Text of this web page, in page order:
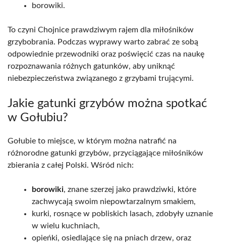
borowiki.
To czyni Chojnice prawdziwym rajem dla miłośników
grzybobrania. Podczas wyprawy warto zabrać ze sobą
odpowiednie przewodniki oraz poświęcić czas na naukę
rozpoznawania różnych gatunków, aby uniknąć
niebezpieczeństwa związanego z grzybami trującymi.
Jakie gatunki grzybów można spotkać
w Gołubiu?
Gołubie to miejsce, w którym można natrafić na
różnorodne gatunki grzybów, przyciągające miłośników
zbierania z całej Polski. Wśród nich:
borowiki, znane szerzej jako prawdziwki, które
zachwycają swoim niepowtarzalnym smakiem,
kurki, rosnące w pobliskich lasach, zdobyły uznanie
w wielu kuchniach,
opieńki, osiedlające się na pniach drzew, oraz